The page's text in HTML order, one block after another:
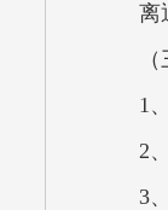
离
1
2
3